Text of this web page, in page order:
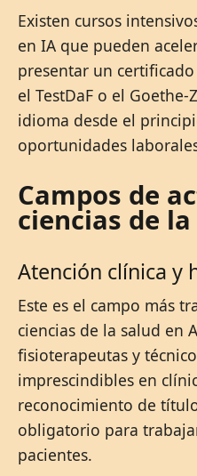
Existen cursos
en IA que pueden
presentar un
el TestDaF o el
idioma desde el
oportunidades
Campos de
ciencias de
Atención clínica y
Este es el campo más
ciencias de la salud en
fisioterapeutas y
imprescindibles en
reconocimiento de
obligatorio para
pacientes.